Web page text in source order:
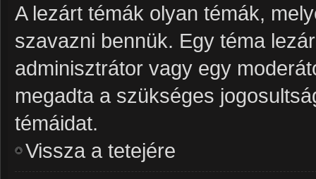
A lezárt témák olyan témák,
szavazni bennük. Egy téma
adminisztrátor vagy egy
megadta a szükséges
témáidat.
Vissza a tetejére